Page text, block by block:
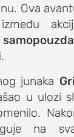
Ova
.
junaka
u ulozi
na